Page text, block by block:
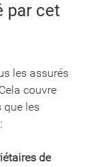
par cet
les assurés
couvre
que les
de